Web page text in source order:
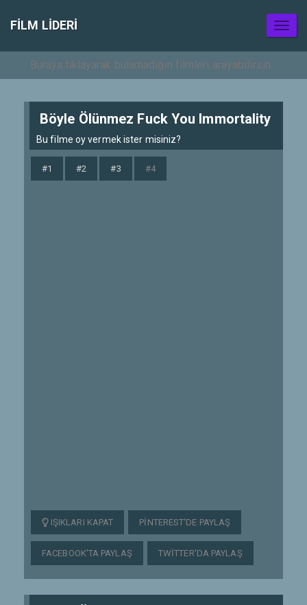
FILM LIDERI
Böyle Ölünmez Fuck You Immortality
Bu filme oy vermek ister misiniz?
#1 #2 #3 #4
IŞIKLARI KAPAT PINTEREST'DE PAYLAŞ
FACEBOOK'TA PAYLAŞ TWITTER'DA PAYLAŞ